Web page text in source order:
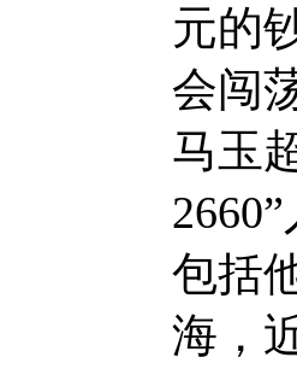
元的
会闯
马玉
包括
海，